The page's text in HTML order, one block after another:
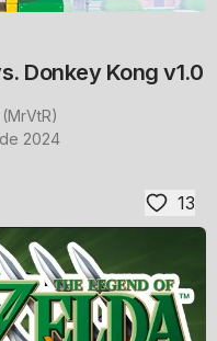
Donkey Kong v1.0
2024
13